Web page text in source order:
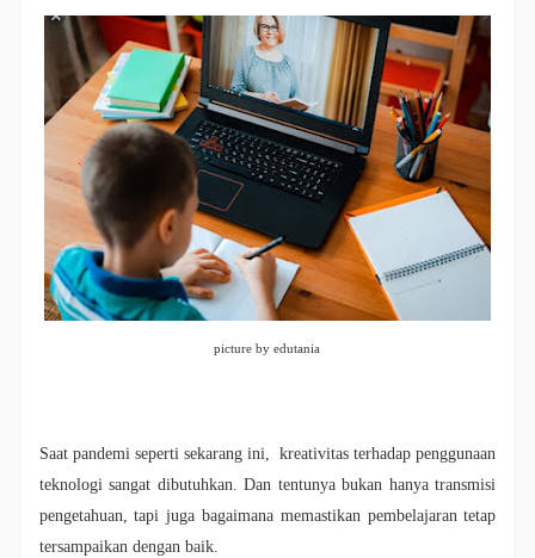
picture by edutania
Saat pandemi seperti sekarang ini, kreativitas terhadap penggunaan
teknologi sangat dibutuhkan. Dan tentunya bukan hanya transmisi
pengetahuan, tapi juga bagaimana memastikan pembelajaran tetap
tersampaikan dengan baik.